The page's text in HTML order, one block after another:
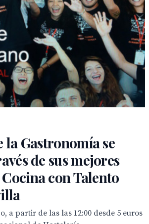
Gastronomía se
de sus mejores
con Talento
a partir de las las 12:00 desde 5 euros